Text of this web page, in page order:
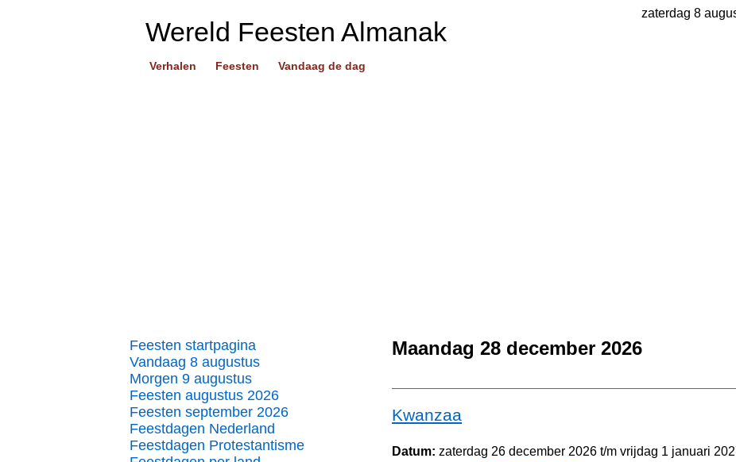
zaterdag 8
Wereld Feesten Almanak
Verhalen Feesten Vandaag de dag
Feesten startpagina
Vandaag 8 augustus
Morgen 9 augustus
Feesten augustus 2026
Feesten september 2026
Feestdagen Nederland
Feestdagen Protestantisme
Maandag 28 december 2026
Kwanzaa
Datum: zaterdag 26 december 2026 t/m vrijdag 1 januari